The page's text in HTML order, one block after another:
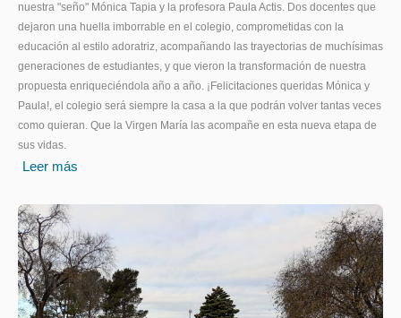
nuestra "seño" Mónica Tapia y la profesora Paula Actis. Dos docentes que
dejaron una huella imborrable en el colegio, comprometidas con la
educación al estilo adoratriz, acompañando las trayectorias de muchísimas
generaciones de estudiantes, y que vieron la transformación de nuestra
propuesta enriqueciéndola año a año. ¡Felicitaciones queridas Mónica y
Paula!, el colegio será siempre la casa a la que podrán volver tantas veces
como quieran. Que la Virgen María las acompañe en esta nueva etapa de
sus vidas.
Leer más